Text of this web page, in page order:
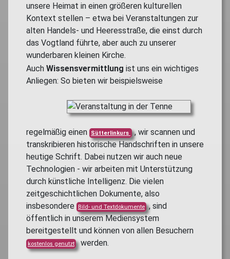
unsere Heimat in einen größeren kulturellen
Kontext stellen – etwa bei Veranstaltungen zur
alten Handels- und Heeresstraße, die einst durch
das Vogtland führte, aber auch zu unserer
wunderbaren kleinen Kirche.
Auch Wissensvermittlung ist uns ein wichtiges
Anliegen: So bieten wir beispielsweise
regelmäßig einen Sütterlinkurs , wir scannen und
transkribieren historische Handschriften in unsere
heutige Schrift. Dabei nutzen wir auch neue
Technologien - wir arbeiten mit Unterstützung
durch künstliche Intelligenz. Die vielen
zeitgeschichtlichen Dokumente, also
insbesondere
Bild- und Textdokumente , sind
öffentlich in unserem Mediensystem
bereitgestellt und können von allen Besuchern
kostenlos genutzt werden.